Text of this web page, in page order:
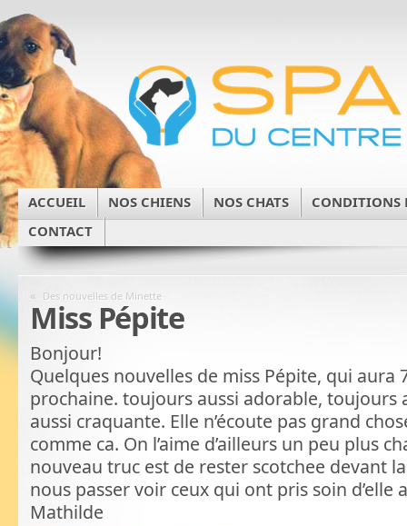
ACCUEIL NOS CHIENS NOS CHATS
CONDITIONS
CONTACT
« Des nouvelles de Minette
Miss Pépite
Bonjour!
Quelques nouvelles de miss Pépite, qui aura
prochaine. toujours aussi adorable, toujours
aussi craquante. Elle n’écoute pas grand
comme ca. On l’aime d’ailleurs un peu plus
nouveau truc est de rester scotchee devant
nous passer voir ceux qui ont pris soin d’elle
Mathilde